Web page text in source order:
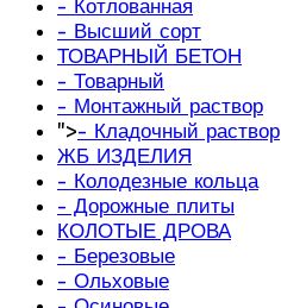
- Котлованная
- Высший сорт
ТОВАРНЫЙ БЕТОН
- Товарный
- Монтажный раствор
">- Кладочный раствор
ЖБ ИЗДЕЛИЯ
- Колодезные кольца
- Дорожные плиты
КОЛОТЫЕ ДРОВА
- Березовые
- Ольховые